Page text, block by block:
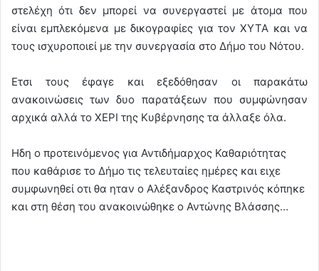
στελέχη ότι δεν μπορεί να συνεργαστεί με άτομα που
είναι εμπλεκόμενα με δικογραφίες για τον ΧΥΤΑ και να
τους ισχυροποιεί με την συνεργασία στο Δήμο του Νότου.
Ετσι τους έφαγε και εξεδόθησαν οι παρακάτω
ανακοινώσεις των δυο παρατάξεων που συμφώνησαν
αρχικά αλλά το ΧΕΡΙ της Κυβέρνησης τα άλλαξε όλα.
Ηδη ο προτεινόμενος για Αντιδήμαρχος Καθαριότητας
που καθάρισε το Δήμο τις τελευταίες ημέρες και ειχε
συμφωνηθεί οτι θα ηταν ο Αλέξανδρος Καστρινός κόπηκε
και στη θέση του ανακοινώθηκε ο Αντώνης Βλάσσης…